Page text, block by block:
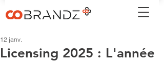
Licensing 2025 : L'année
12 janv.